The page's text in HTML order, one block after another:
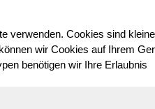
die Freunde beim
gar nicht witzig. Also
ohne sich zu ärgern und
wetten der Grolltroll und
Cookies sind
wir Cookies auf Ihrem
benötigen wir Ihre Erlaubnis